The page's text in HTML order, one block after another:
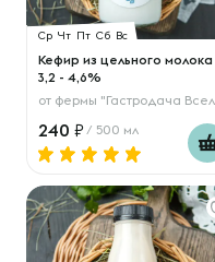
Ср Чт Пт Сб Вс
Кефир из цельного молока
3,2 - 4,6%
от фермы "Гастродача Вселуг"
240 / 500 мл